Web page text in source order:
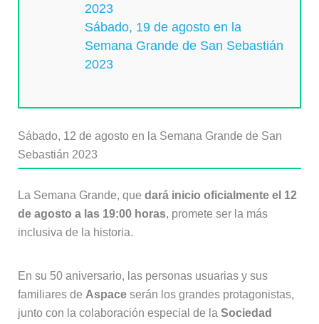
2023
Sábado, 19 de agosto en la
Semana Grande de San Sebastián
2023
Sábado, 12 de agosto en la Semana Grande de San
Sebastián 2023
La Semana Grande, que dará inicio oficialmente el 12
de agosto a las 19:00 horas, promete ser la más
inclusiva de la historia.
En su 50 aniversario, las personas usuarias y sus
familiares de Aspaceserán los grandes protagonistas,
junto con la colaboración especial de la Sociedad